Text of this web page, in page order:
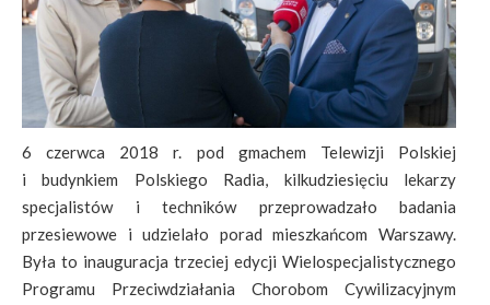
6 czerwca 2018 r. pod gmachem Telewizji Polskiej
i budynkiem Polskiego Radia, kilkudziesięciu lekarzy
specjalistów i techników przeprowadzało badania
przesiewowe i udzielało porad mieszkańcom Warszawy.
Była to inauguracja trzeciej edycji Wielospecjalistycznego
Programu Przeciwdziałania Chorobom Cywilizacyjnym